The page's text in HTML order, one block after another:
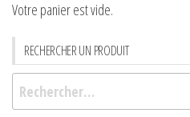
Votre panier est vide.
RECHERCHER UN PRODUIT